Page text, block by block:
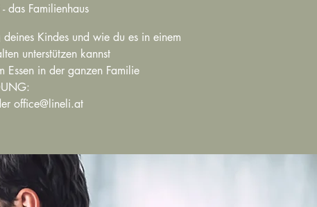
- das Familienhaus
Kindes und wie du es in einem
unterstützen kannst
Essen in der ganzen Familie
office@lineli.at